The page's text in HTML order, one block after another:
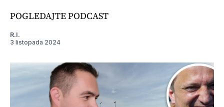
POGLEDAJTE PODCAST
R.I.
3 listopada 2024